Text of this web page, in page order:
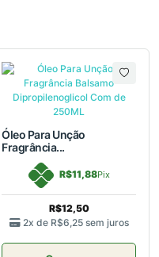
Óleo Para Unção
Fragrância...
R$11,88Pix
R$12,50
2x de R$6,25 sem juros